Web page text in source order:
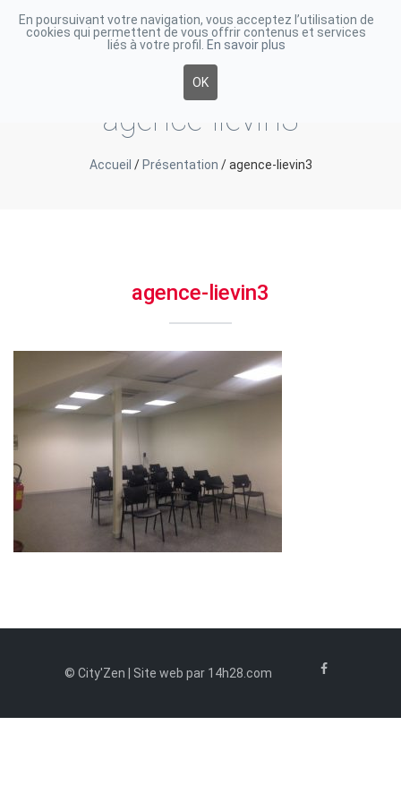
Toggle
agence-lievin3
Accueil / Présentation /agence-lievin3
agence-lievin3
© City'Zen | Site web par 14h28.com
En poursuivant votre navigation, vous acceptez l’utilisation de
cookies qui permettent de vous offrir contenus et services
liés à votre profil.
En savoir plus
OK